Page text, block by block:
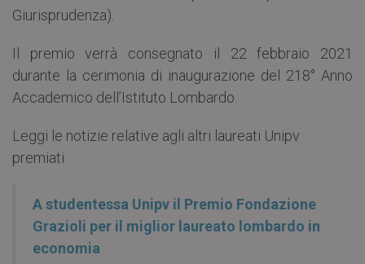
Giurisprudenza).
Il premio verrà consegnato il 22 febbraio 2021
durante la cerimonia di inaugurazione del 218° Anno
Accademico dell’Istituto Lombardo.
Leggi le notizie relative agli altri laureati Unipv
premiati:
A studentessa Unipv il Premio Fondazione
Grazioli per il miglior laureato lombardo in
economia